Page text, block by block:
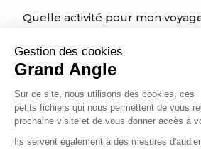
Gestion des cookies
Grand Angle
Sur ce site, nous utilisons des cookies, ces
petits fichiers qui nous permettent de vous
prochaine visite et de vous donner accès à
Ils servent également à des mesures
Quelle activité pour mon
Quel est mon niveau?
Charte éthique du voyageur
Être bien assuré